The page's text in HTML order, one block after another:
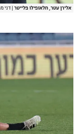
אלירן עטר, חלאופילו פלייטר דני